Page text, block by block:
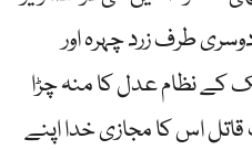
طرف زرد چہرہ اور
کے نظام عدل کا منہ چڑا
قاتل اس کا مجازی خدا اپنے